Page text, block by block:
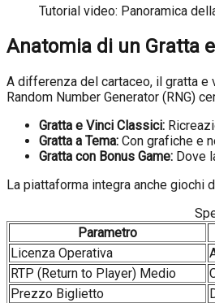
Tutorial video: Panoramica
Anatomia di un Gratta
A differenza del cartaceo, il gratta e
Random Number Generator (RNG)
Gratta e Vinci Classici:
Gratta a Tema: Con grafiche e
Gratta con Bonus Game: Dove
La piattaforma integra anche giochi
Parametro
Licenza Operativa
RTP (Return to Player) Medio
Prezzo Biglietto